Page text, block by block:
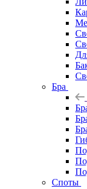
Бра
Споты